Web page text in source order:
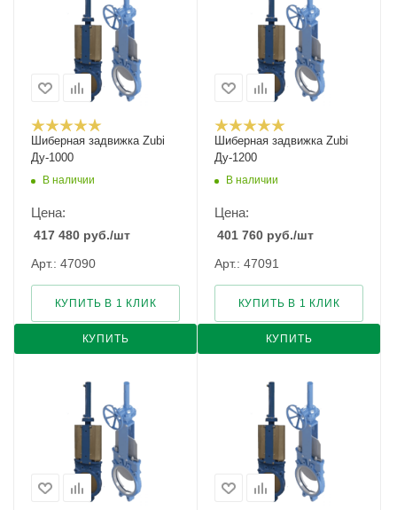
Шиберная задвижка Zubi
Ду-1000
В наличии
Цена:
417 480 руб./шт
Арт.: 47090
КУПИТЬ
КУПИТЬ В 1 КЛИК
Шиберная задвижка Zubi
Ду-1200
В наличии
Цена:
401 760 руб./шт
Арт.: 47091
КУПИТЬ
КУПИТЬ В 1 КЛИК